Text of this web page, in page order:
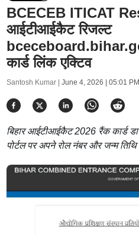
BCECEB ITICAT
आईटीआईकैट रिजल्ट
कार्ड लिंक एक्टिव
Santosh Kumar | June 4, 2026 | 05:01
बिहार आईटीआईकैट 2026 रैंक कार्ड
पोर्टल पर अपने रोल नंबर और जन्म